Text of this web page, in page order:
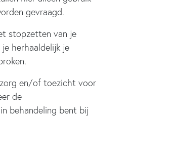
gevraagd.
stopzetten van je
herhaaldelijk je
en/of toezicht voor
de
behandeling bent bij